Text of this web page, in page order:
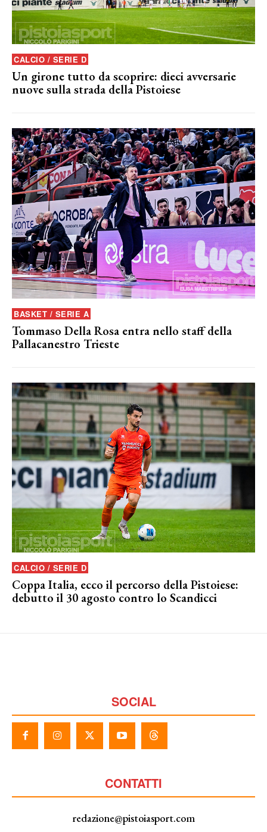
CALCIO / SERIE D
Un girone tutto da scoprire: dieci avversarie
nuove sulla strada della Pistoiese
BASKET / SERIE A
Tommaso Della Rosa entra nello staff della
Pallacanestro Trieste
CALCIO / SERIE D
Coppa Italia, ecco il percorso della Pistoiese:
debutto il 30 agosto contro lo Scandicci
SOCIAL
CONTATTI
redazione@pistoiasport.com